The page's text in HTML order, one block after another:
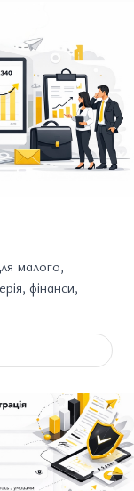
малого,
фінанси,